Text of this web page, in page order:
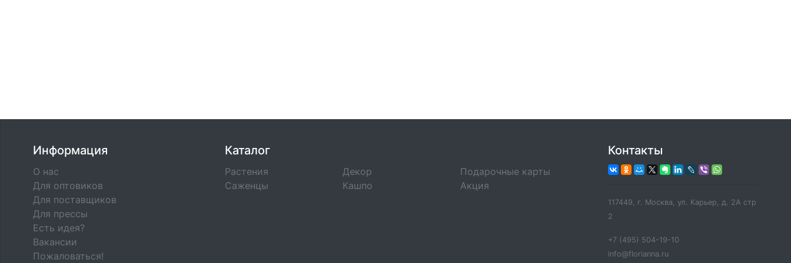
Информация
О нас
Для оптовиков
Для поставщиков
Для прессы
Есть идея?
Вакансии
Пожаловаться!
Каталог
Растения
Саженцы
Декор
Кашпо
Подарочные карты
Акция
Контакты
117449, г. Москва, ул. Карьер, д. 2А стр
2
+7 (495) 504-19-10
info@florianna.ru